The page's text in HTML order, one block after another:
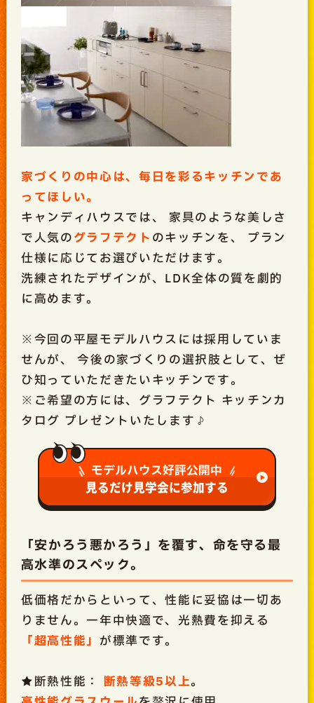
家づくりの中心は、毎日を彩るキッチンであ
ってほしい。
キャンディハウスでは、 家具のような美しさ
で人気のグラフテクト のキッチンを、 プラン
仕様に応じてお選びいただけます。
洗練されたデザインが、LDK全体の質を劇的
に高めます。
※今回の平屋モデルハウスには採用していま
せんが、 今後の家づくりの選択肢として、ぜ
ひ知っていただきたいキッチンです。
※ご希望の方には、グラフテクト キッチンカ
タログ プレゼントいたします♪
モデルハウス好評公開中
見るだけ見学会に参加する
「安かろう悪かろう」を覆す、命を守る最
高水準のスペック。
低価格だからといって、性能に妥協は一切あ
りません。一年中快適で、光熱費を抑える
「超高性能」 が標準です。
★断熱性能： 断熱等級5以上。